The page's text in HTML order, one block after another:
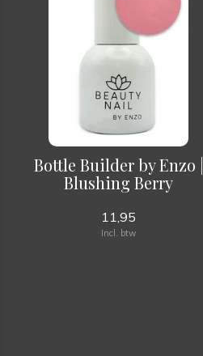
Bottle Builder by Enzo |
Blushing Berry
11,95
Incl. btw